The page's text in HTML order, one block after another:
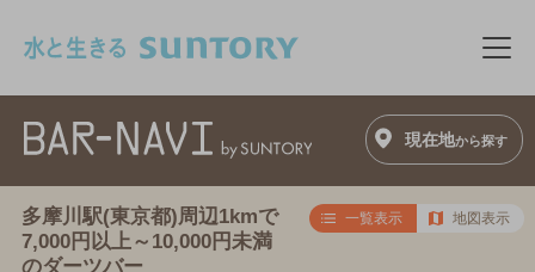
メ
現在地から探す
多摩川駅(東京都)周辺1kmで
7,000円以上～10,000円未満
のダーツバー
一覧表示 地図表示